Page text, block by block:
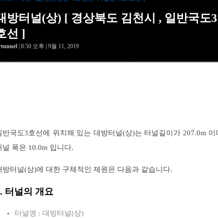
방터널(상) [ 경상북도 김천시 , 일반국도3
선 ]
| 8:50 오후 | 9월 11, 2019
반국도3호선에 위치해 있는 대방터널(상)는 터널길이가 207.0m 이
널 폭은 10.0m 입니다.
방터널(상)에 대한 구체적인 제원은 다음과 같습니다.
터널의 개요
터널명 : 대방터널(상)